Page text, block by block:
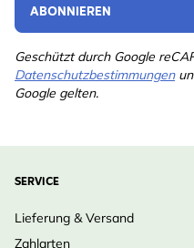
ABONNIEREN
Geschützt durch Google
Datenschutzbestimmungen
Google gelten.
SERVICE
Lieferung & Versand
Zahlarten